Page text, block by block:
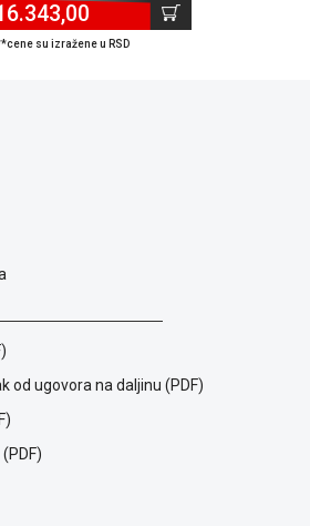
su izražene u RSD
od ugovora na daljinu (PDF)